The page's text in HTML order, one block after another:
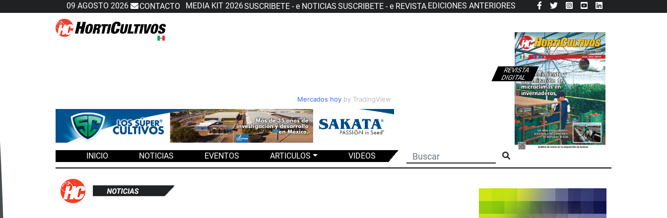
09 AGOSTO 2026 CONTACTO MEDIA KIT 2026SUSCRIBETE - e NOTICIAS SUSCRIBETE - e REVISTA EDICIONES ANTERIORES
Mercados hoyby TradingView
Slide 2 of 3
INICIO NOTICIAS EVENTOS ARTICULOS VIDEOS
REVISTA
DIGITAL